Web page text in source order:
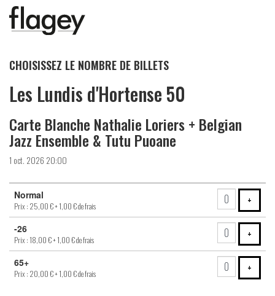
CHOISISSEZ LE NOMBRE DE BILLETS
Les Lundis d'Hortense 50
Carte Blanche Nathalie Loriers + Belgian
Jazz Ensemble & Tutu Puoane
1 oct. 2026 20:00
Nombre
Normal
Prix : 25,00 €+ 1,00 € de frais +
-26
Prix : 18,00 €+ 1,00 € de frais +
65+
Prix : 20,00 €+ 1,00 € de frais +